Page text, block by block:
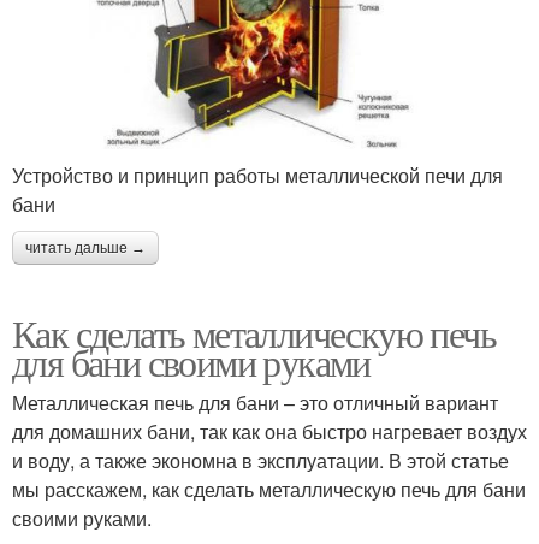
Устройство и принцип работы металлической печи для
бани
читать дальше →
Как сделать металлическую печь
для бани своими руками
Металлическая печь для бани – это отличный вариант
для домашних бани, так как она быстро нагревает воздух
и воду, а также экономна в эксплуатации. В этой статье
мы расскажем, как сделать металлическую печь для бани
своими руками.